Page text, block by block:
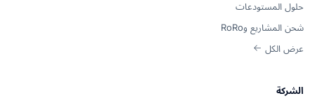
حلول المستودعات
شحن المشاريع وRoRo
عرض الكل
الشركة